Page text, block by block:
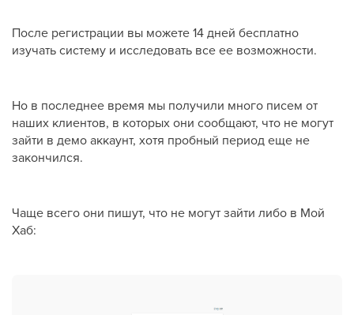
После регистрации вы можете 14 дней бесплатно
изучать систему и исследовать все ее возможности.
Но в последнее время мы получили много писем от
наших клиентов, в которых они сообщают, что не могут
зайти в демо аккаунт, хотя пробный период еще не
закончился.
Чаще всего они пишут, что не могут зайти либо в Мой
Хаб: